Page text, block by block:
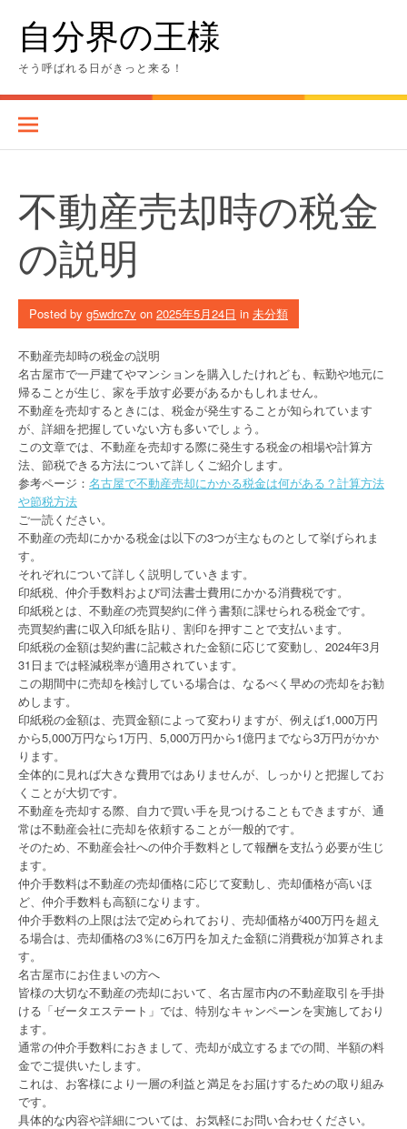
content自分界の王様
そう呼ばれる日がきっと来る！
不動産売却時の税金
の説明
Posted by g5wdrc7v on 2025年5月24日 in 未分類
不動産売却時の税金の説明
名古屋市で一戸建てやマンションを購入したけれども、転勤や地元に
帰ることが生じ、家を手放す必要があるかもしれません。
不動産を売却するときには、税金が発生することが知られています
が、詳細を把握していない方も多いでしょう。
この文章では、不動産を売却する際に発生する税金の相場や計算方
法、節税できる方法について詳しくご紹介します。
参考ページ： 名古屋で不動産売却にかかる税金は何がある？計算方法
や節税方法
ご一読ください。
不動産の売却にかかる税金は以下の3つが主なものとして挙げられま
す。
それぞれについて詳しく説明していきます。
印紙税、仲介手数料および司法書士費用にかかる消費税です。
印紙税とは、不動産の売買契約に伴う書類に課せられる税金です。
売買契約書に収入印紙を貼り、割印を押すことで支払います。
印紙税の金額は契約書に記載された金額に応じて変動し、2024年3月
31日までは軽減税率が適用されています。
この期間中に売却を検討している場合は、なるべく早めの売却をお勧
めします。
印紙税の金額は、売買金額によって変わりますが、例えば1,000万円
から5,000万円なら1万円、5,000万円から1億円までなら3万円がかか
ります。
全体的に見れば大きな費用ではありませんが、しっかりと把握してお
くことが大切です。
不動産を売却する際、自力で買い手を見つけることもできますが、通
常は不動産会社に売却を依頼することが一般的です。
そのため、不動産会社への仲介手数料として報酬を支払う必要が生じ
ます。
仲介手数料は不動産の売却価格に応じて変動し、売却価格が高いほ
ど、仲介手数料も高額になります。
仲介手数料の上限は法で定められており、売却価格が400万円を超え
る場合は、売却価格の3％に6万円を加えた金額に消費税が加算されま
す。
名古屋市にお住まいの方へ
皆様の大切な不動産の売却において、名古屋市内の不動産取引を手掛
ける「ゼータエステート」では、特別なキャンペーンを実施しており
ます。
通常の仲介手数料におきまして、売却が成立するまでの間、半額の料
金でご提供いたします。
これは、お客様により一層の利益と満足をお届けするための取り組み
です。
具体的な内容や詳細については、お気軽にお問い合わせください。